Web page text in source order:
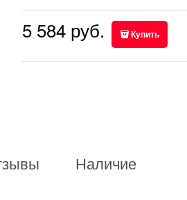
5 584 руб. Купить
Наличие